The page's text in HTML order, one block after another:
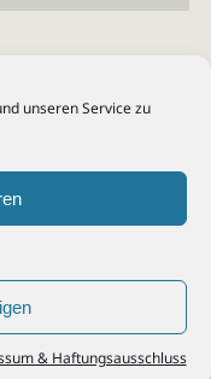
unseren Service zu
& Haftungsausschluss
Poll, Porz, Deutz, Mülheim,